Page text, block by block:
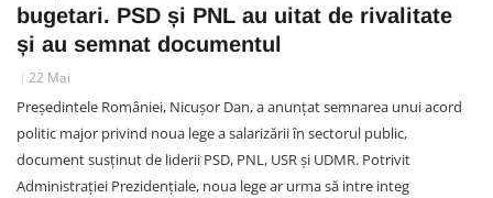
bugetari. PSD și PNL au uitat de rivalitate
și au semnat documentul
22 Mai
Președintele României, Nicușor Dan, a anunțat semnarea unui acord
politic major privind noua lege a salarizării în sectorul public,
document susținut de liderii PSD, PNL, USR și UDMR. Potrivit
Administrației Prezidențiale, noua lege ar urma să intre integ